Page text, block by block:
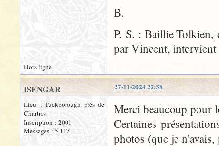
B.
P. S. : Baillie Tolkien,
par Vincent,
Hors ligne
27-11-2024 22:38
ISENGAR
Lieu : Tuckborough près de
Chartres
Inscription : 2001
Messages : 5 117
Merci beaucoup pour
Certaines
photos (que je